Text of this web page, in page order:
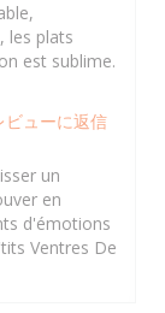
les plats
est sublime.
ビューに返信
un
en
d'émotions
Ventres De